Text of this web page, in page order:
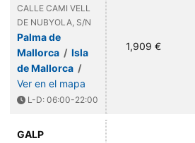
CALLE CAMI VELL
DE NUBYOLA, S/N
Palma de
Mallorca / Isla
de Mallorca /
Ver en el mapa
L-D: 06:00-22:00
1,909 €
GALP